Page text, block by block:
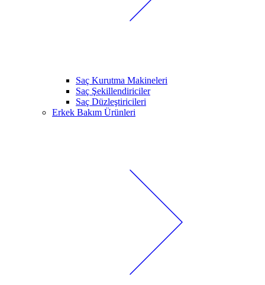
Saç Kurutma Makineleri
Saç Şekillendiriciler
Saç Düzleştiricileri
Erkek Bakım Ürünleri